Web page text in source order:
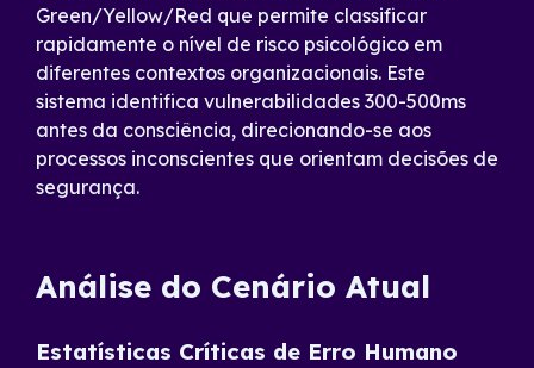
Green/Yellow/Red que permite classificar
rapidamente o nível de risco psicológico em
diferentes contextos organizacionais. Este
sistema identifica vulnerabilidades 300-500ms
antes da consciência, direcionando-se aos
processos inconscientes que orientam decisões de
segurança.
Análise do Cenário Atual
Estatísticas Críticas de Erro Humano